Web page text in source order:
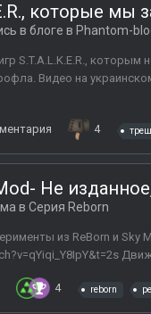
которые мы
в блоге в Phantom-
S.T.A.L.K.E.R., которым
Видео на
4
Не
в Серия Reborn
из ReBorn и
4 reborn